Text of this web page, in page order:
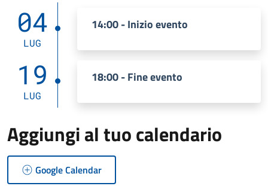
04
LUG
14:00 - Inizio evento
19
LUG
18:00 - Fine evento
Aggiungi al tuo calendario
Google Calendar